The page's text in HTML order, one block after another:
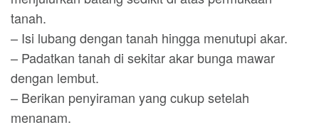
tanah.
– Isi lubang dengan tanah hingga menutupi akar.
– Padatkan tanah di sekitar akar bunga mawar
dengan lembut.
– Berikan penyiraman yang cukup setelah
menanam.